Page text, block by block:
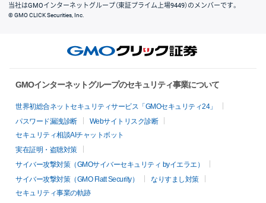
当社はGMOインターネットグループ（東証プライム上場9449）のメンバーです。
© GMO CLICK Securities, Inc.
GMOインターネットグループのセキュリティ事業について
世界初総合ネットセキュリティサービス「GMOセキュリティ24」
パスワード漏洩診断
Webサイトリスク診断
セキュリティ相談AIチャットボット
実在証明・盗聴対策
サイバー攻撃対策（GMOサイバーセキュリティ byイエラエ）
サイバー攻撃対策（GMO Flatt Security）
なりすまし対策
セキュリティ事業の軌跡